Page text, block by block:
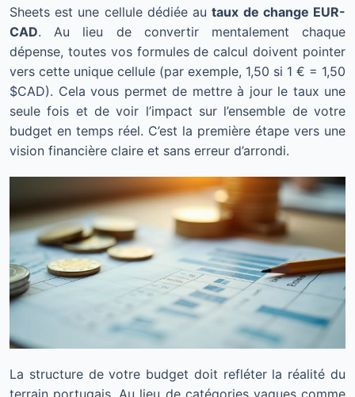
Sheets est une cellule dédiée autaux de change EUR-
CAD. Au lieu de convertir mentalement chaque
dépense, toutes vos formules de calcul doivent pointer
vers cette unique cellule (par exemple, 1,50 si 1 € = 1,50
$CAD). Cela vous permet de mettre à jour le taux une
seule fois et de voir l’impact sur l’ensemble de votre
budget en temps réel. C’est la première étape vers une
vision financière claire et sans erreur d’arrondi.
La structure de votre budget doit refléter la réalité du